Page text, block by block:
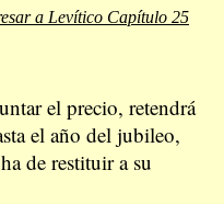
a Levítico Capítulo 25
el precio, retendrá
el año del jubileo,
de restituir a su